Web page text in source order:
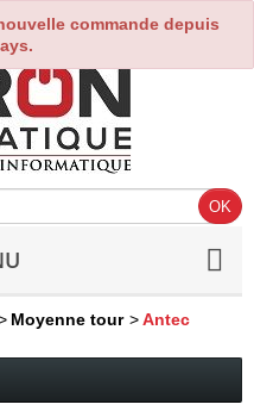
commande depuis
Moyenne tour >Antec